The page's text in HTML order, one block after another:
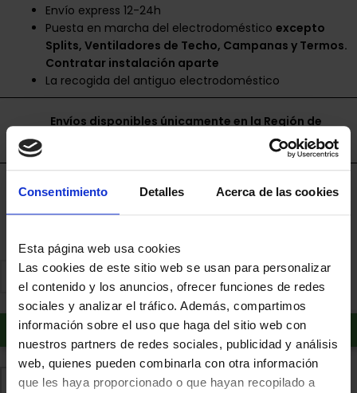
Consentimiento Detalles Acerca de las cookies
Esta página web usa cookies
Las cookies de este sitio web se usan para personalizar
el contenido y los anuncios, ofrecer funciones de redes
sociales y analizar el tráfico. Además, compartimos
información sobre el uso que haga del sitio web con
nuestros partners de redes sociales, publicidad y análisis
web, quienes pueden combinarla con otra información
que les haya proporcionado o que hayan recopilado a
Envío express 12-24h
Puesta en marcha del electrodomésticoexcepto
Splits, Ventiladores de Techo, Campanas y Termos.
Contratar instalación aparte
La recogida del antiguo electrodoméstico
Envíos disponibles únicamente en la Región de
Financia a plazos con Cetelem
+ info
Añadir al carrito
Añadir a favoritos Comparte